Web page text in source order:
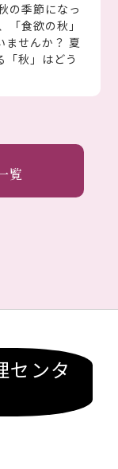
の季節になっ
食欲の秋」
ませんか？ 夏
「秋」はどう
覧